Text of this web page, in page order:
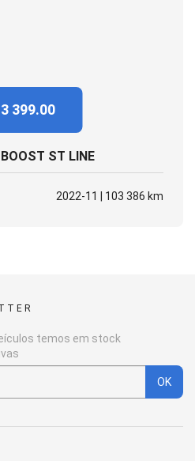
399.00
ST LINE
2022-11 | 103 386 km
temos em stock
OK